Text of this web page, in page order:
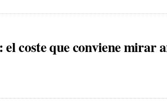
coste que conviene mirar